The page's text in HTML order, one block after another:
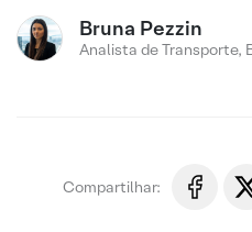
Bruna Pezzin
Analista de Transporte,
Compartilhar: